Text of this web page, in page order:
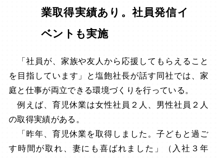
業取得実績あり。社員発信イ
ベントも実施
「社員が、家族や友人から応援してもらえること
を目指しています」と塩飽社長が話す同社では、家
庭と仕事が両立できる環境づくりを行っている。
例えば、育児休業は女性社員２人、男性社員２人
の取得実績がある。
「昨年、育児休業を取得しました。子どもと過ご
す時間が取れ、妻にも喜ばれました」（入社３年